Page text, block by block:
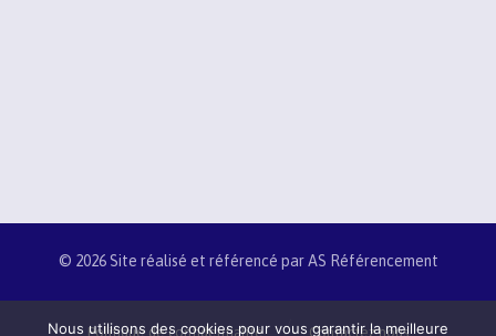
© 2026 Site réalisé et référencé par AS Référencement
Contactez nous
Politique de confidentialité
Nous utilisons des cookies pour vous garantir la meilleure